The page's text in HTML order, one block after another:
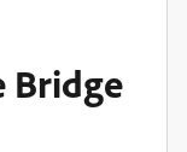
Bridge